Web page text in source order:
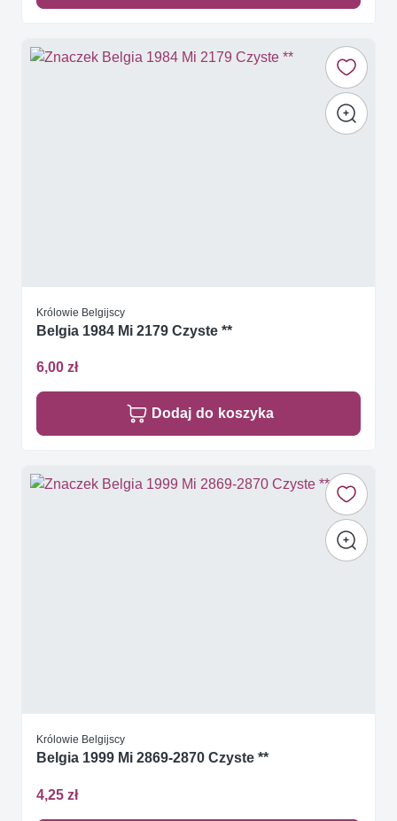
Królowie Belgijscy
Belgia 1984 Mi 2179 Czyste **
6,00 zł
Dodaj do koszyka
Królowie Belgijscy
Belgia 1999 Mi 2869-2870 Czyste **
4,25 zł